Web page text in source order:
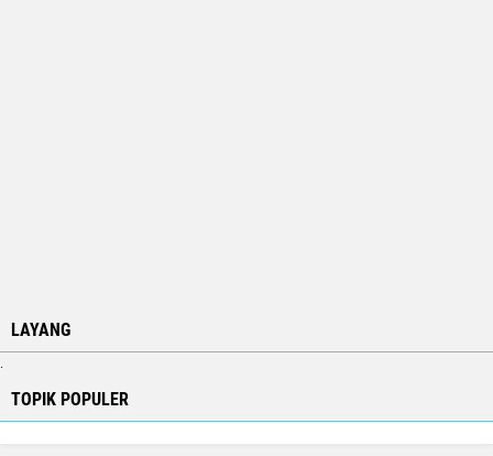
LAYANG
.
TOPIK POPULER